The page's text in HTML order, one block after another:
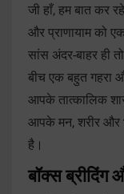
जी हाँ, हम बात कर
और प्राणायाम को
सांस अंदर-बाहर ही
बीच एक बहुत गहरा
आपके तात्कालिक
आपके मन, शरीर और
है।
बॉक्स ब्रीदिंग